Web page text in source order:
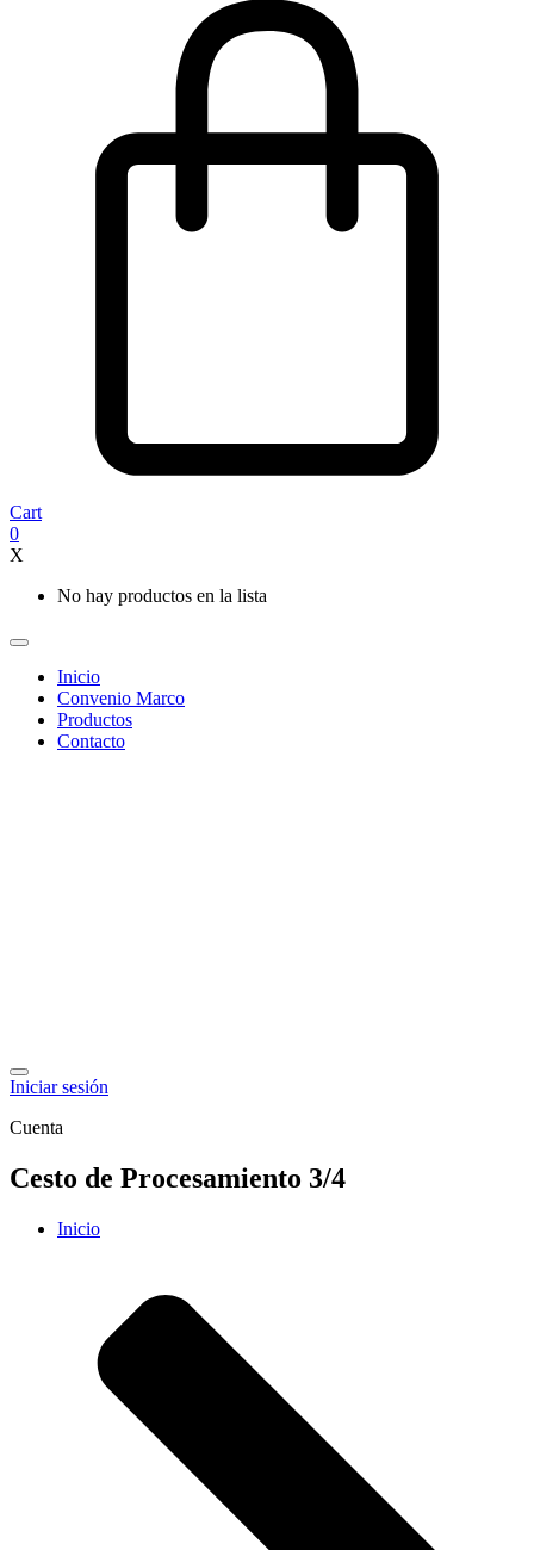
Cart
0
X
No hay productos en la lista
Inicio
Convenio Marco
Productos
Contacto
Iniciar sesión
Cuenta
Cesto de Procesamiento 3/4
Inicio